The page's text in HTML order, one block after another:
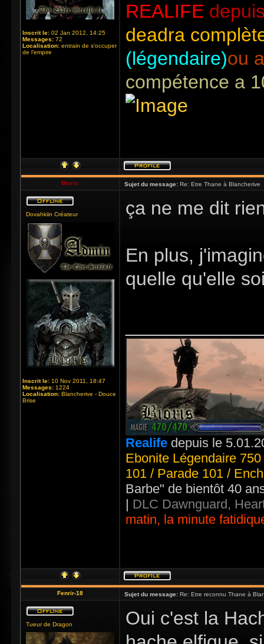
Inscrit le: 02 Jan 2012, 14:25
Messages: 72
Localisation: entrain de s'occuper
de l'empire
REALIFE
deadra
(légendaire)ou
compétence a
Bioris Sujet du message: Re: Etre Thane à Blancherive
Dovahkiin Créateur
Inscrit le: 10 Nov 2011, 18:47
Messages: 1224
Localisation: Blancherive - Douce
Brise
ça ne me dit
En plus,
quelle qu'elle
Realife depuis le
Ebonite Légendaire
101 / Parade 101 /
Barbe" de bientôt 40
| DLC Dawnguard,
matin, la minute
Fenrir-18 Sujet du message: Re: Etre reconnu Thane à
Tueur de Dragon
Oui c'est la